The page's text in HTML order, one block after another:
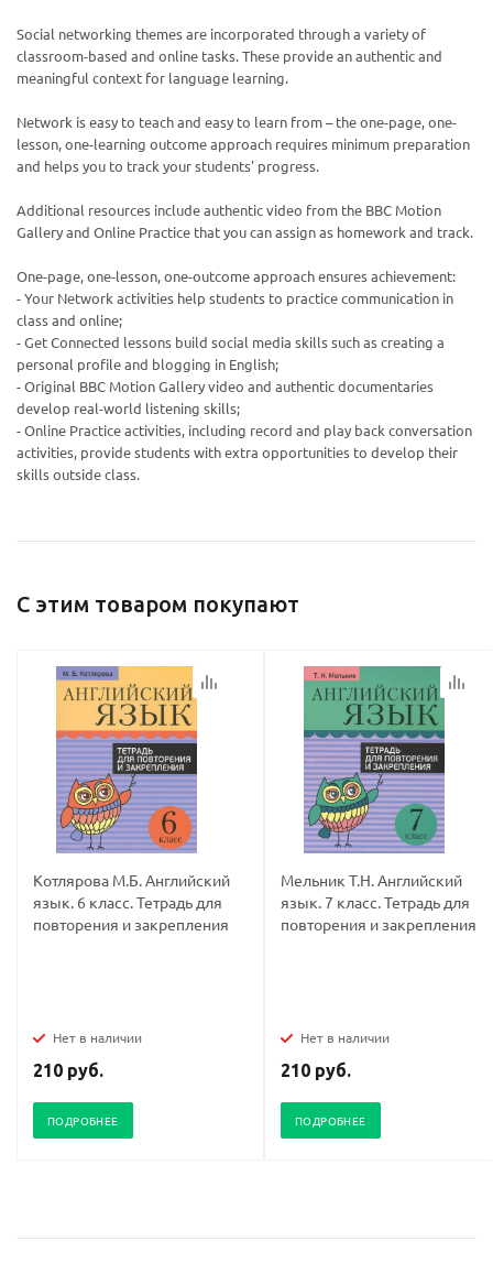
Social networking themes are incorporated through a variety of
classroom-based and online tasks. These provide an authentic and
meaningful context for language learning.
Network is easy to teach and easy to learn from – the one-page, one-
lesson, one-learning outcome approach requires minimum preparation
and helps you to track your students' progress.
Additional resources include authentic video from the BBC Motion
Gallery and Online Practice that you can assign as homework and track.
One-page, one-lesson, one-outcome approach ensures achievement:
- Your Network activities help students to practice communication in
class and online;
- Get Connected lessons build social media skills such as creating a
personal profile and blogging in English;
- Original BBC Motion Gallery video and authentic documentaries
develop real-world listening skills;
- Online Practice activities, including record and play back conversation
activities, provide students with extra opportunities to develop their
skills outside class.
С этим товаром покупают
Котлярова М.Б. Английский
язык. 6 класс. Тетрадь для
повторения и закрепления
Нет в наличии
210 руб.
ПОДРОБНЕЕ
Мельник Т.Н. Английский
язык. 7 класс. Тетрадь для
повторения и закрепления
Нет в наличии
210 руб.
ПОДРОБНЕЕ
Ваш E-mail:
политикой
конфидициальности
Ваш E-mail:
политикой
конфидициальности